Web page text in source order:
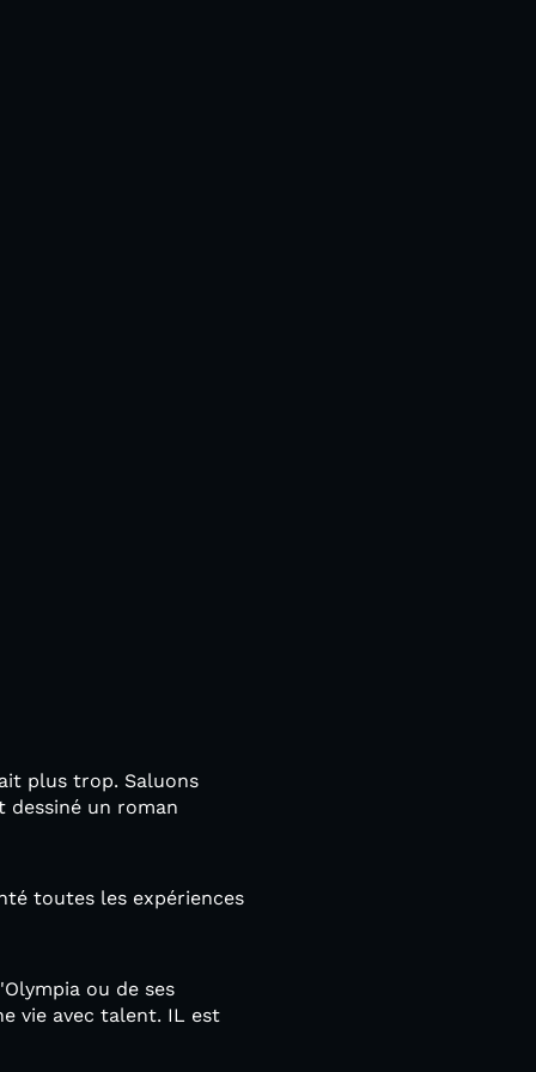
plus trop. Saluons
un roman
toutes les expériences
ou de ses
vie avec talent. IL est